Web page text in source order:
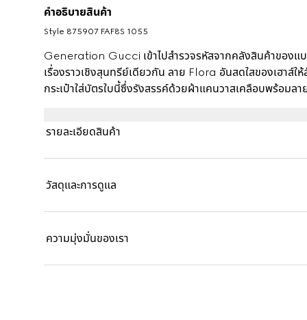
คำอธิบายสินค้า
Style ‎875907 FAF8S 1055
Generation Gucci เข้าไปสำรวจรหัสจากคลังสินค้าของแ
เรื่องราวเชิงสุนทรีย์เดียวกัน ลาย Flora อันสดใสของเฮาส์
กระเป๋าใส่บัตรใบนี้ซึ่งรังสรรค์ด้วยผ้าแคนวาสเคลือบพร้อมล
รายละเอียดสินค้า
วัสดุและการดูแล
ความมุ่งมั่นของเรา